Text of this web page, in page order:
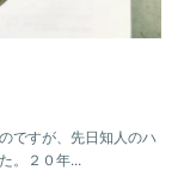
ですが、先日知人のハ
。２０年...